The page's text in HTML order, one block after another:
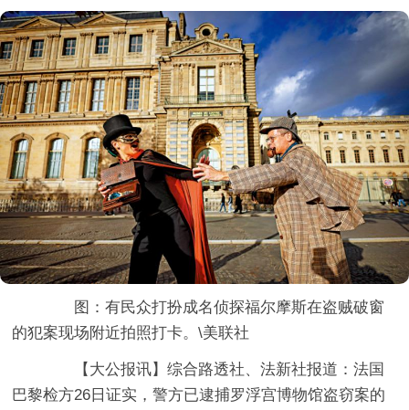
图：有民众打扮成名侦探福尔摩斯在盗贼破窗
的犯案现场附近拍照打卡。\美联社
【大公报讯】综合路透社、法新社报道：法国
巴黎检方26日证实，警方已逮捕罗浮宫博物馆盗窃案的